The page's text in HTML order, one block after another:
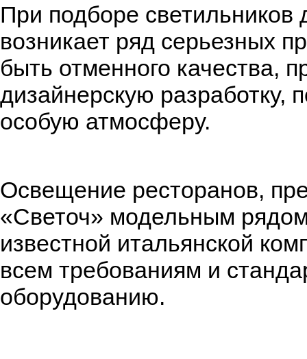
При подборе
возникает ряд серьезных
быть отменного качества,
дизайнерскую разработку,
особую атмосферу.
Освещение ресторанов,
«Светоч» модельным
известной итальянской
всем требованиям и
оборудованию.